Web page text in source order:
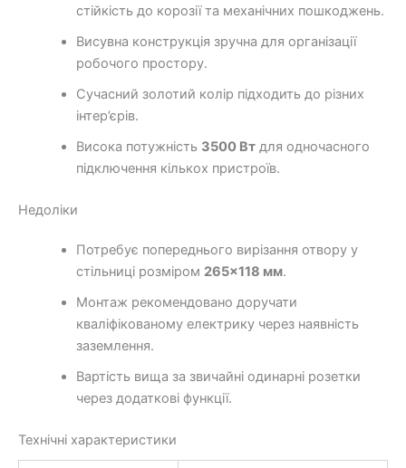
стійкість до корозії та механічних пошкоджень.
Висувна конструкція зручна для організації
робочого простору.
Сучасний золотий колір підходить до різних
інтер’єрів.
Висока потужність 3500 Втдля одночасного
підключення кількох пристроїв.
Недоліки
Потребує попереднього вирізання отвору у
стільниці розміром 265×118 мм.
Монтаж рекомендовано доручати
кваліфікованому електрику через наявність
заземлення.
Вартість вища за звичайні одинарні розетки
через додаткові функції.
Технічні характеристики